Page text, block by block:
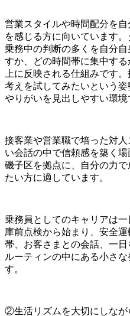
営業スタイルや時間配分を
を感じる方に向いています
乗務中の判断の多くを自分
すか、どの時間帯に集中す
上に反映される仕組みです
考えを試してみたいという
やりがいを見出しやすい環境
接客業や営業職で培った対
い会話の中で信頼感を築く
磯子区を拠点に、自分の力
たい方に適しています。
乗務員としてのキャリアは
庫前点検から始まり、安全
帯、お客さまとの会話、一日
ルーティンの中にある小さ
す。
②生活リズムを大切にしなが